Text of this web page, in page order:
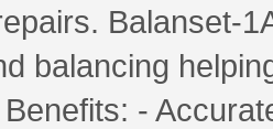
Balanset-
balancing
-